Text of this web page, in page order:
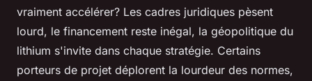
vraiment accélérer? Les cadres juridiques pèsent
lourd, le financement reste inégal, la géopolitique du
lithium s'invite dans chaque stratégie. Certains
porteurs de projet déplorent la lourdeur des normes,